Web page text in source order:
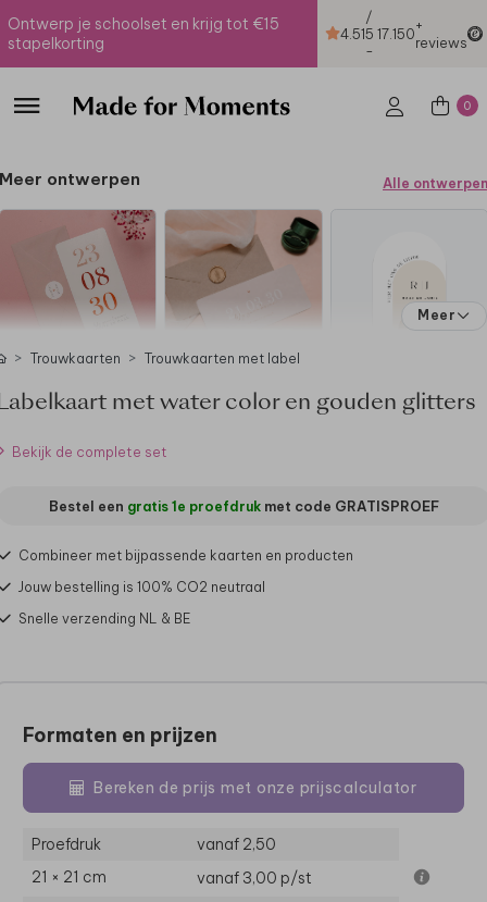
Ontwerp je schoolset en krijg tot €15
stapelkorting
4.51
/
5
-
17.150+
reviews
0
Meer ontwerpen Alle ontwerpen
Meer
Trouwkaarten Trouwkaarten met label
met water color en gouden glitters
Bekijk de complete set
Bestel een gratis 1e proefdrukmet code GRATISPROEF
Combineer met bijpassende kaarten en producten
Jouw bestelling is 100% CO2 neutraal
Snelle verzending NL & BE
Formaten en prijzen
Bereken de prijs met onze prijscalculator
Proefdruk
vanaf 2,50
21 × 21 cm
vanaf 3,00 p/st